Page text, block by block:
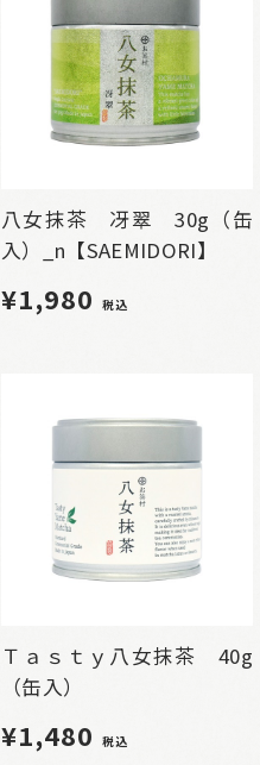
八女抹茶 冴翠 30g（缶
入）_n【SAEMIDORI】
¥1,980 税込
Ｔａｓｔｙ八女抹茶 40g
（缶入）
¥1,480 税込